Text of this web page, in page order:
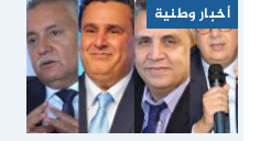
أخبار وطنية